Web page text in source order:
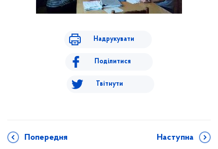
Надрукувати
Поділитися
Твітнути
Попередня Наступна